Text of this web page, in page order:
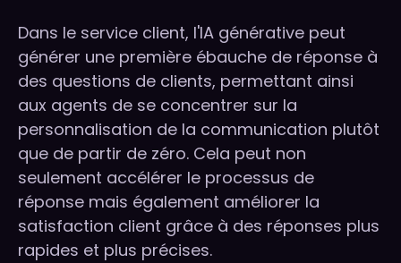
Dans le service client, l'IA générative peut
générer une première ébauche de réponse à
des questions de clients, permettant ainsi
aux agents de se concentrer sur la
personnalisation de la communication plutôt
que de partir de zéro. Cela peut non
seulement accélérer le processus de
réponse mais également améliorer la
satisfaction client grâce à des réponses plus
rapides et plus précises.